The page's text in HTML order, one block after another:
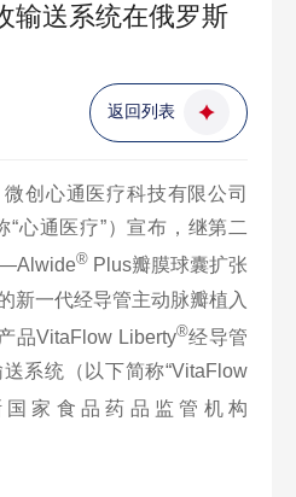
输送系统在俄罗斯
返回列表
创心通医疗科技有限公司
“心通医疗”）宣布，继第二
®Plus瓣膜球囊扩张
新一代经导管主动脉瓣植入
品VitaFlow Liberty®经导管
系统（以下简称“VitaFlow
国家食品药品监管机构